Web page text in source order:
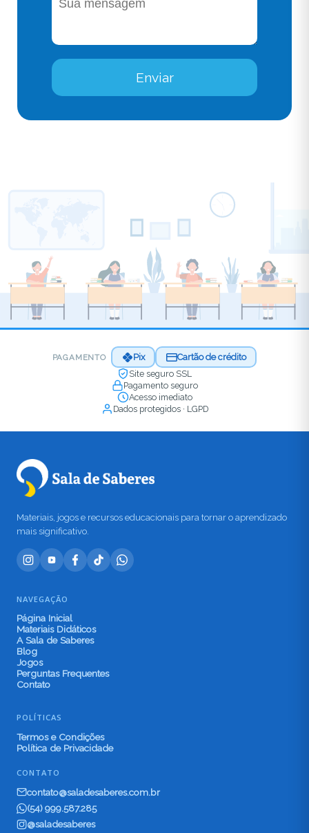
Enviar
PAGAMENTO Pix
Cartão de crédito
Site seguro SSL
Pagamento seguro
Acesso imediato
Dados protegidos · LGPD
Materiais, jogos e recursos educacionais para tornar o aprendizado
mais significativo.
NAVEGAÇÃO
Página Inicial
Materiais Didáticos
A Sala de Saberes
Blog
Jogos
Perguntas Frequentes
Contato
POLÍTICAS
Termos e Condições
Política de Privacidade
CONTATO
contato@saladesaberes.com.br
(54) 999.587.285
@saladesaberes